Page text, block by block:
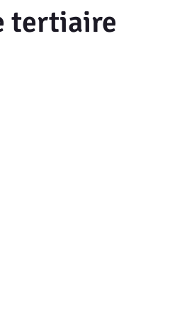
tertiaire